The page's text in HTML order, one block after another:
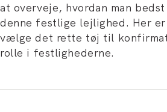
at overveje, hvordan man
denne festlige lejlighed. Her
vælge det rette tøj til
rolle i festlighederne.